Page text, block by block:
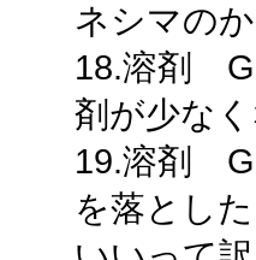
ネシマのか
18.溶剤
剤が少な
19.溶剤
を落とし